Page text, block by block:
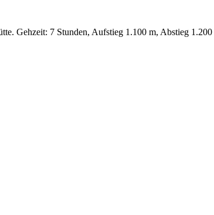
Gehzeit: 7 Stunden, Aufstieg 1.100 m, Abstieg